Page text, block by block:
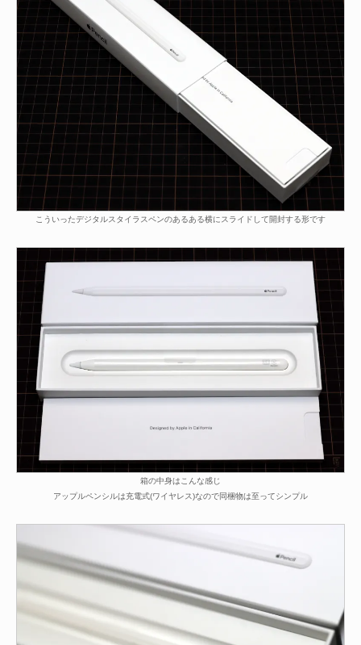
こういったデジタルスタイラスペンのあるある横にスライドして開封する形です
箱の中身はこんな感じ
アップルペンシルは充電式(ワイヤレス)なので同梱物は至ってシンプル